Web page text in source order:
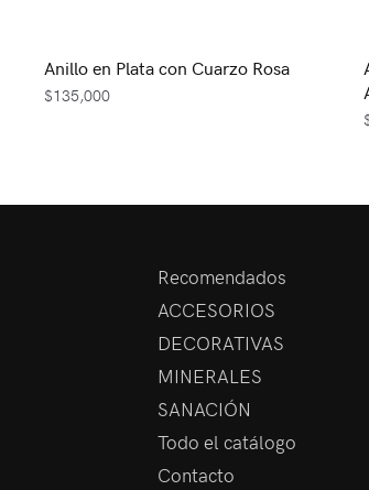
Anillo en Plata con Cuarzo Rosa
$135,000
Recomendados
ACCESORIOS
DECORATIVAS
MINERALES
SANACIÓN
Todo el catálogo
Contacto